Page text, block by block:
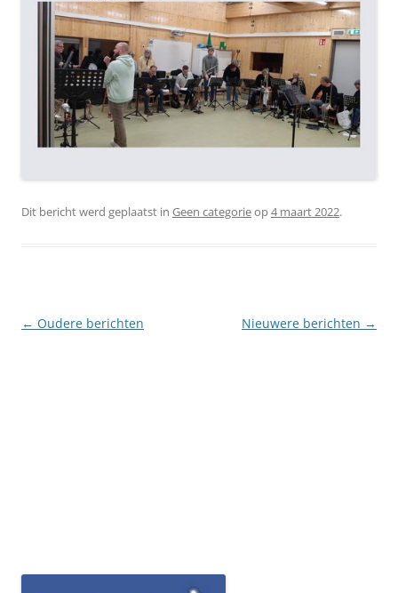
Dit bericht werd geplaatst in Geen categorieop4 maart 2022.
Berichtnavigatie
← Oudere berichten Nieuwere berichten →